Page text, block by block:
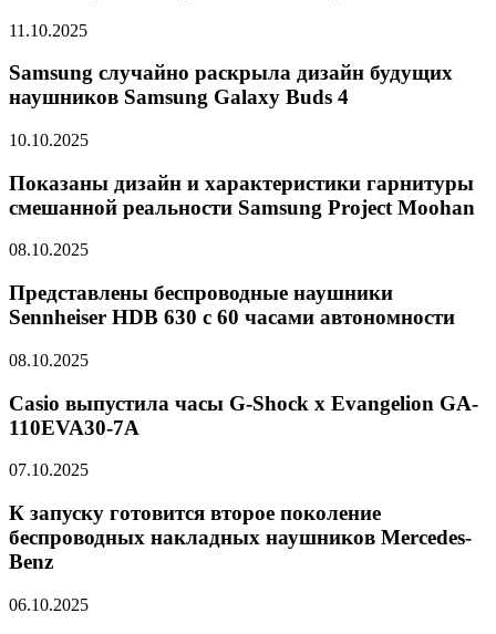
11.10.2025
Samsung случайно раскрыла дизайн будущих
наушников Samsung Galaxy Buds 4
10.10.2025
Показаны дизайн и характеристики гарнитуры
смешанной реальности Samsung Project Moohan
08.10.2025
Представлены беспроводные наушники
Sennheiser HDB 630 с 60 часами автономности
08.10.2025
Casio выпустила часы G-Shock x Evangelion GA-
110EVA30-7A
07.10.2025
К запуску готовится второе поколение
беспроводных накладных наушников Mercedes-
Benz
06.10.2025